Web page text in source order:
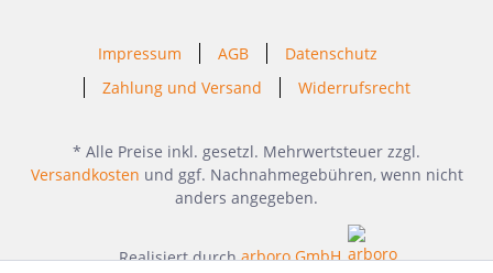
Impressum AGB
Datenschutz
Zahlung und Versand
Widerrufsrecht
* Alle Preise inkl. gesetzl. Mehrwertsteuer zzgl.
Versandkosten und ggf. Nachnahmegebühren, wenn nicht
anders angegeben.
Realisiert durcharboro GmbH